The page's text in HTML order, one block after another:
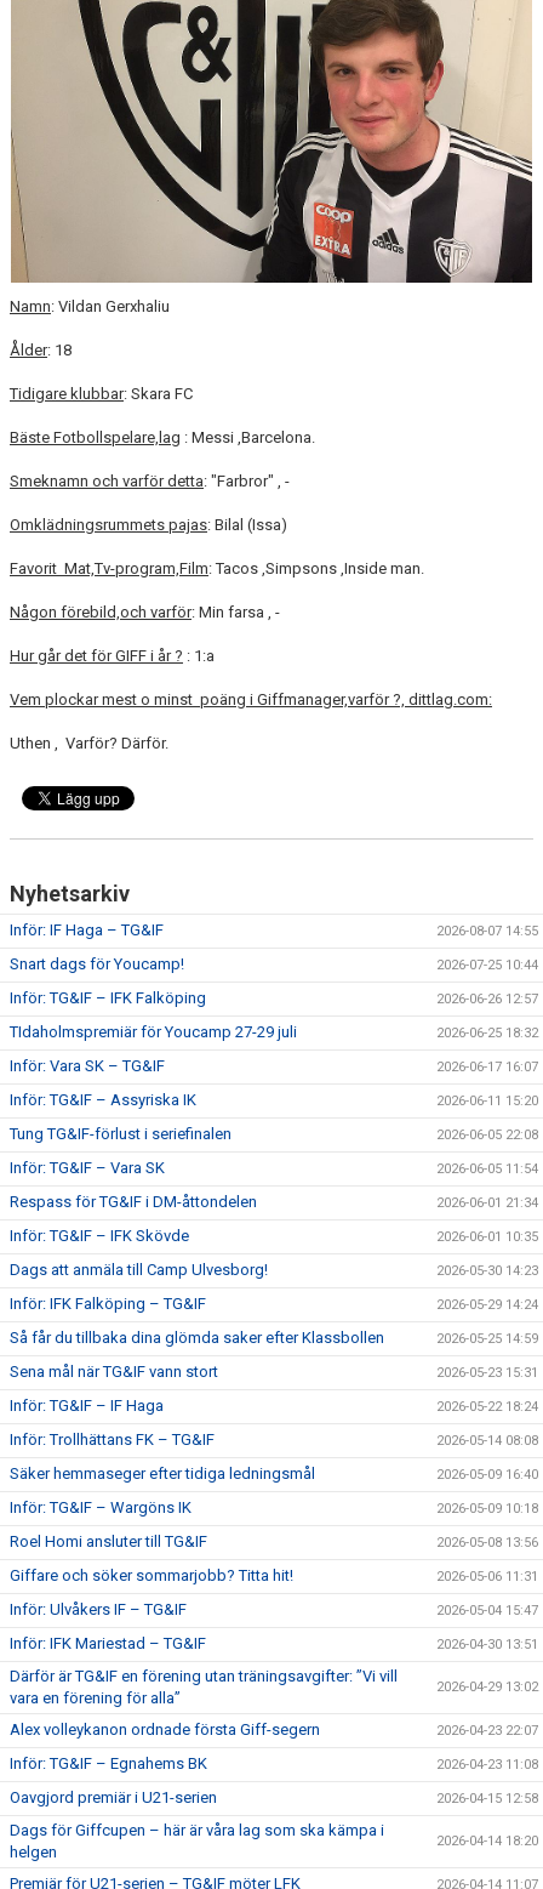
CUPER ARBETSBESKRIVNING
PLANSCHEMA
Namn: Vildan Gerxhaliu
Ålder: 18
Tidigare klubbar: Skara FC
Bäste Fotbollspelare,lag : Messi ,Barcelona.
Smeknamn och varför detta: "Farbror" , -
Omklädningsrummets pajas: Bilal (Issa)
Favorit Mat,Tv-program,Film: Tacos ,Simpsons ,Inside man.
Någon förebild,och varför: Min farsa , -
Hur går det för GIFF i år ? : 1:a
Vem plockar mest o minst poäng i Giffmanager,varför ?, dittlag.com:
Uthen , Varför? Därför.
Nyhetsarkiv
Inför: IF Haga – TG&IF 2026-08-07 14:55
Snart dags för Youcamp! 2026-07-25 10:44
Inför: TG&IF – IFK Falköping 2026-06-26 12:57
TIdaholmspremiär för Youcamp 27-29 juli 2026-06-25 18:32
Inför: Vara SK – TG&IF 2026-06-17 16:07
Inför: TG&IF – Assyriska IK 2026-06-11 15:20
Tung TG&IF-förlust i seriefinalen 2026-06-05 22:08
Inför: TG&IF – Vara SK 2026-06-05 11:54
Respass för TG&IF i DM-åttondelen 2026-06-01 21:34
Inför: TG&IF – IFK Skövde 2026-06-01 10:35
Dags att anmäla till Camp Ulvesborg! 2026-05-30 14:23
Inför: IFK Falköping – TG&IF 2026-05-29 14:24
Så får du tillbaka dina glömda saker efter Klassbollen 2026-05-25 14:59
Sena mål när TG&IF vann stort 2026-05-23 15:31
Inför: TG&IF – IF Haga 2026-05-22 18:24
Inför: Trollhättans FK – TG&IF 2026-05-14 08:08
Säker hemmaseger efter tidiga ledningsmål 2026-05-09 16:40
Inför: TG&IF – Wargöns IK 2026-05-09 10:18
Roel Homi ansluter till TG&IF 2026-05-08 13:56
Giffare och söker sommarjobb? Titta hit! 2026-05-06 11:31
Inför: Ulvåkers IF – TG&IF 2026-05-04 15:47
Inför: IFK Mariestad – TG&IF 2026-04-30 13:51
Därför är TG&IF en förening utan träningsavgifter: ”Vi vill
vara en förening för alla”
2026-04-29 13:02
Alex volleykanon ordnade första Giff-segern 2026-04-23 22:07
Inför: TG&IF – Egnahems BK 2026-04-23 11:08
Oavgjord premiär i U21-serien 2026-04-15 12:58
Dags för Giffcupen – här är våra lag som ska kämpa i
helgen
2026-04-14 18:20
Premiär för U21-serien – TG&IF möter LFK 2026-04-14 11:07